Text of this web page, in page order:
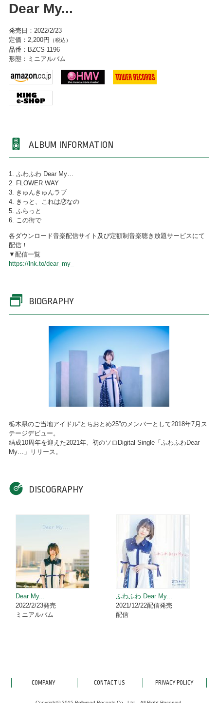
Dear My...
発売日：2022/2/23
定価：2,200円
（税込）
品番：BZCS-1196
形態：ミニアルバム
ALBUM INFORMATION
1. ふわふわ Dear My…
2. FLOWER WAY
3. きゅんきゅんラブ
4. きっと、これは恋なの
5. ふらっと
6. この街で
各ダウンロード音楽配信サイト及び定額制音楽聴き放題サービスにて
配信！
▼配信一覧
https://lnk.to/dear_my_
BIOGRAPHY
栃木県のご当地アイドル“とちおとめ25”のメンバーとして2018年7月ス
テージデビュー。
結成10周年を迎えた2021年、初のソロDigital Single「ふわふわDear
My…」リリース。
DISCOGRAPHY
Dear My...
2022/2/23発売
ミニアルバム
ふわふわ Dear My...
2021/12/22配信発売
配信
COMPANY CONTACT US PRIVACY POLICY
Copyright© 2015 Bellwood Records Co., Ltd... All Right Reserved.